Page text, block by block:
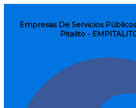
Empresas De Servicios
Pitalito -